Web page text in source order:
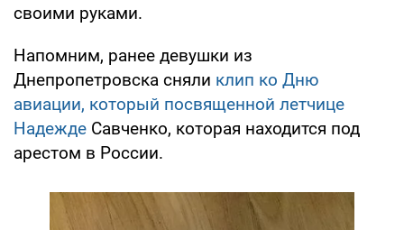
своими руками.
Напомним, ранее девушки из
Днепропетровска сняли клип ко Дню
авиации, который посвященной летчице
Надежде Савченко, которая находится под
арестом в России.